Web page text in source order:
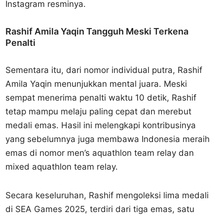
Instagram resminya.
Rashif Amila Yaqin Tangguh Meski Terkena
Penalti
Sementara itu, dari nomor individual putra, Rashif
Amila Yaqin menunjukkan mental juara. Meski
sempat menerima penalti waktu 10 detik, Rashif
tetap mampu melaju paling cepat dan merebut
medali emas. Hasil ini melengkapi kontribusinya
yang sebelumnya juga membawa Indonesia meraih
emas di nomor men’s aquathlon team relay dan
mixed aquathlon team relay.
Secara keseluruhan, Rashif mengoleksi lima medali
di SEA Games 2025, terdiri dari tiga emas, satu